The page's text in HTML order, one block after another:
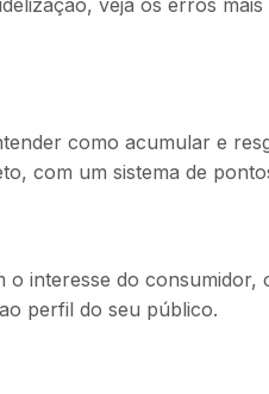
como acumular e
com um sistema de
o interesse do
perfil do seu público.